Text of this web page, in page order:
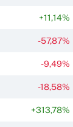
+11,14%
-57,87%
-9,49%
-18,58%
+313,78%